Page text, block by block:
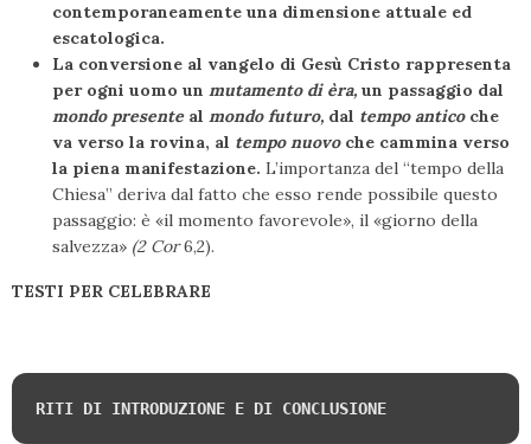
contemporaneamente una dimensione attuale ed
escatologica.
La conversione al vangelo di Gesù Cristo rappresenta
per ogni uomo un mutamento di èra, un passaggio dal
mondo presente al mondo futuro, dal tempo antico che
va verso la rovina, al tempo nuovo che cammina verso
la piena manifestazione. L’importanza del “tempo della
Chiesa” deriva dal fatto che esso rende possibile questo
passaggio: è «il momento favorevole», il «giorno della
salvezza» (2 Cor6,2).
TESTI PER CELEBRARE
RITI DI INTRODUZIONE E DI CONCLUSIONE